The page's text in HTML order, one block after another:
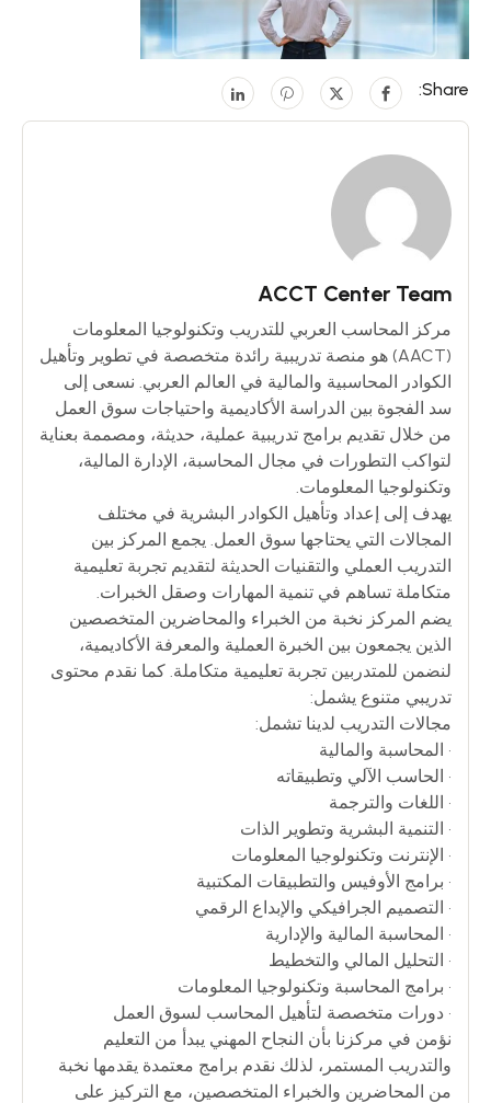
Share:
ACCT Center Team
مركز المحاسب العربي للتدريب وتكنولوجيا المعلومات
(AACT) هو منصة تدريبية رائدة متخصصة في تطوير وتأهيل
الكوادر المحاسبية والمالية في العالم العربي. نسعى إلى
سد الفجوة بين الدراسة الأكاديمية واحتياجات سوق العمل
من خلال تقديم برامج تدريبية عملية، حديثة، ومصممة بعناية
لتواكب التطورات في مجال المحاسبة، الإدارة المالية،
وتكنولوجيا المعلومات.
يهدف إلى إعداد وتأهيل الكوادر البشرية في مختلف
المجالات التي يحتاجها سوق العمل. يجمع المركز بين
التدريب العملي والتقنيات الحديثة لتقديم تجربة تعليمية
متكاملة تساهم في تنمية المهارات وصقل الخبرات.
يضم المركز نخبة من الخبراء والمحاضرين المتخصصين
الذين يجمعون بين الخبرة العملية والمعرفة الأكاديمية،
لنضمن للمتدربين تجربة تعليمية متكاملة. كما نقدم محتوى
تدريبي متنوع يشمل:
مجالات التدريب لدينا تشمل:
• المحاسبة والمالية
• الحاسب الآلي وتطبيقاته
• اللغات والترجمة
• التنمية البشرية وتطوير الذات
• الإنترنت وتكنولوجيا المعلومات
• برامج الأوفيس والتطبيقات المكتبية
• التصميم الجرافيكي والإبداع الرقمي
• المحاسبة المالية والإدارية
• التحليل المالي والتخطيط
• برامج المحاسبة وتكنولوجيا المعلومات
• دورات متخصصة لتأهيل المحاسب لسوق العمل
نؤمن في مركزنا بأن النجاح المهني يبدأ من التعليم
والتدريب المستمر، لذلك نقدم برامج معتمدة يقدمها نخبة
من المحاضرين والخبراء المتخصصين، مع التركيز على